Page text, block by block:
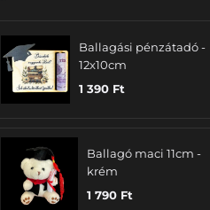
Ballagási pénzátadó -
12x10cm
1 390 Ft
Ballagó maci 11cm -
krém
1 790 Ft